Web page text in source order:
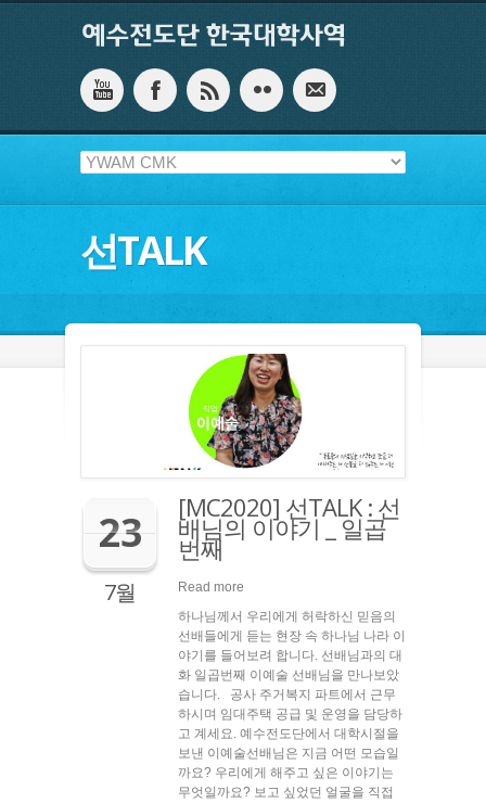
선TALK
23
7월
[MC2020] 선TALK : 선
배님의 이야기 _ 일곱
번째
Read more
하나님께서 우리에게 허락하신 믿음의
선배들에게 듣는 현장 속 하나님 나라 이
야기를 들어보려 합니다. 선배님과의 대
화 일곱번째 이예술 선배님을 만나보았
습니다. 공사 주거복지 파트에서 근무
하시며 임대주택 공급 및 운영을 담당하
고 계세요. 예수전도단에서 대학시절을
보낸 이예술선배님은 지금 어떤 모습일
까요? 우리에게 해주고 싶은 이야기는
무엇일까요? 보고 싶었던 얼굴을 직접